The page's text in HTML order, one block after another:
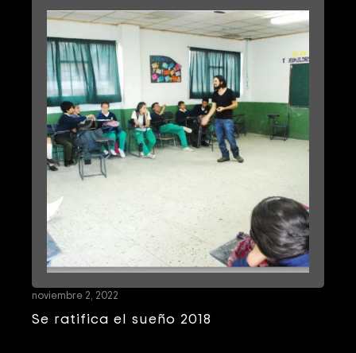
Se ratifica el sueño 2018
noviembre 2, 2022